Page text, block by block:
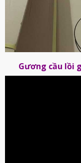
Gương cầu lồi